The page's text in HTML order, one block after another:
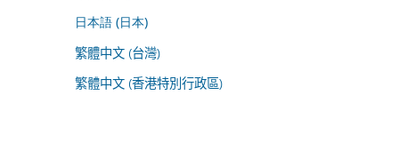
日本語 (日本)
繁體中文 (台灣)
繁體中文 (香港特別行政區)